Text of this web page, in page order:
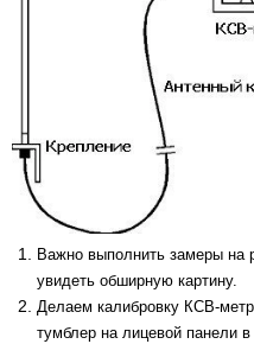
Важно выполнить замеры на
увидеть обширную картину.
Делаем калибровку КСВ-
тумблер на лицевой панели